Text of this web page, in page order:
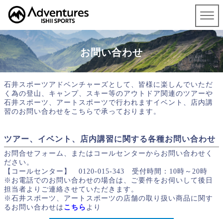
お問い合わせ
石井スポーツアドベンチャーズとして、皆様に楽しんでいただ
く為の登山、キャンプ、スキー等のアウトドア関連のツアーや
石井スポーツ、アートスポーツで行われますイベント、店内講
習のお問い合わせをこちらで承っております。
ツアー、イベント、店内講習に関する各種お問い合わせ
お問合せフォーム、またはコールセンターからお問い合わせく
ださい。
【コールセンター】 0120-015-343 受付時間：10時～20時
※お電話でのお問い合わせの場合は、ご要件をお伺いして後日
担当者よりご連絡させていただきます。
※石井スポーツ、アートスポーツの店舗の取り扱い商品に関す
るお問い合わせは こちら より